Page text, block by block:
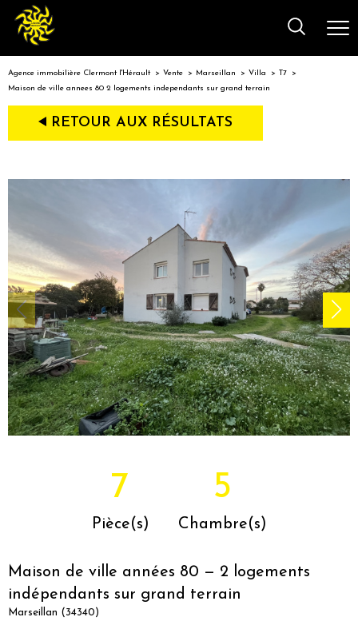
Agence immobilière Clermont l'Hérault Vente Marseillan Villa T7
Maison de ville annees 80 2 logements independants sur grand terrain
RETOUR AUX RÉSULTATS
7
Pièce(s)
5
Chambre(s)
Maison de ville années 80 — 2 logements
indépendants sur grand terrain
Marseillan (34340)